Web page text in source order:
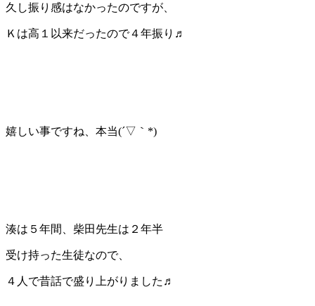
久し振り感はなかったのですが、
Ｋは高１以来だったので４年振り♬
嬉しい事ですね、本当(´▽｀*)
湊は５年間、柴田先生は２年半
受け持った生徒なので、
４人で昔話で盛り上がりました♬